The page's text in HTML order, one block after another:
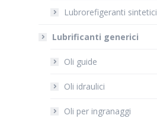
Lubrorefigeranti sintetici
Lubrificanti generici
Oli guide
Oli idraulici
Oli per ingranaggi